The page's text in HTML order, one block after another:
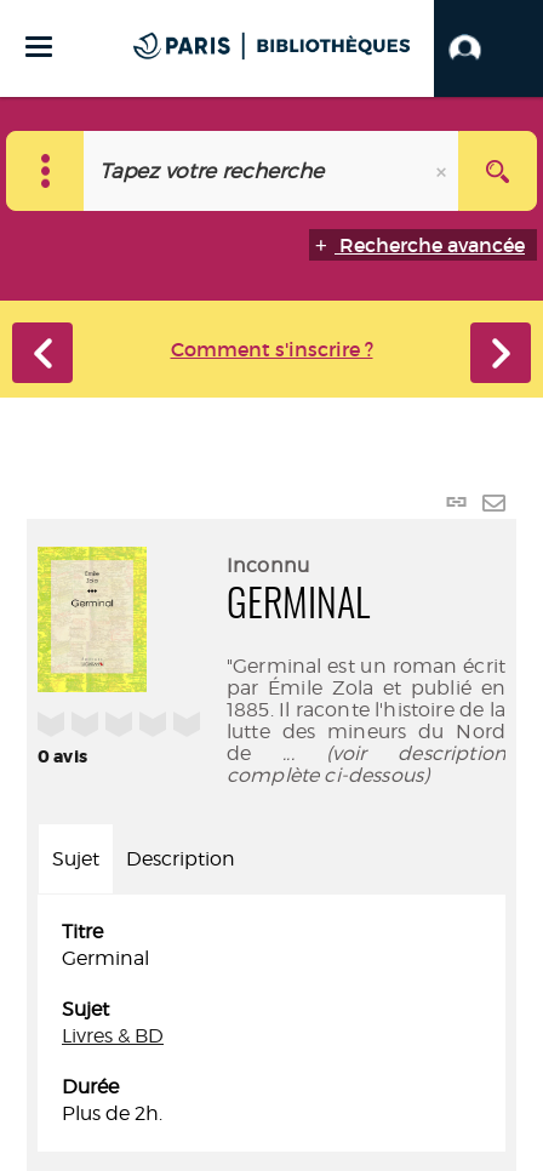
Recherche avancée
Comment s'inscrire ?
Lien
0avis
Inconnu
GERMINAL
"Germinal est un roman écrit
par Émile Zola et publié en
1885. Il raconte l'histoire de la
lutte des mineurs du Nord
de ... (voir description
complète ci-dessous)
Sujet Description
Titre
Germinal
Sujet
Livres & BD
Durée
Plus de 2h.